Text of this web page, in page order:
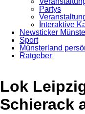
Partys
Interaktive
Newsticker
Sport
Münsterland
Ratgeber
Anzeige
Lok
Schierack